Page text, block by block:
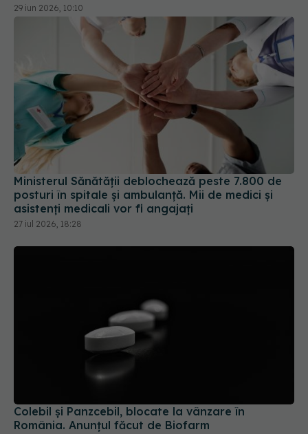
29 iun 2026, 10:10
Ministerul Sănătății deblochează peste 7.800 de
posturi în spitale și ambulanță. Mii de medici și
asistenți medicali vor fi angajați
27 iul 2026, 18:28
Colebil și Panzcebil, blocate la vânzare în
România. Anunțul făcut de Biofarm